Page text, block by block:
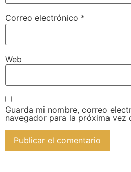
Correo electrónico *
Web
Guarda mi nombre, correo
navegador para la próxima vez